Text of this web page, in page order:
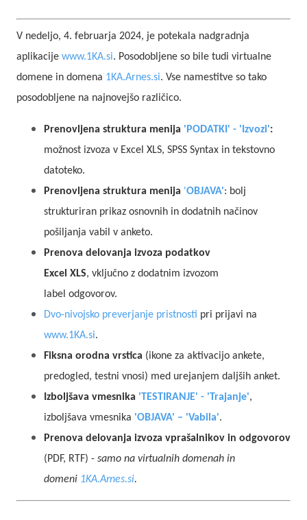
V nedeljo, 4. februarja 2024, je potekala nadgradnja
aplikacije www.1KA.si. Posodobljene so bile tudi virtualne
domene in domena 1KA.Arnes.si. Vse namestitve so tako
posodobljene na najnovejšo različico.
Prenovljena struktura menija 'PODATKI' - 'Izvozi':
možnost izvoza v Excel XLS, SPSS Syntax in tekstovno
datoteko.
Prenovljena struktura menija 'OBJAVA': bolj
strukturiran prikaz osnovnih in dodatnih načinov
pošiljanja vabil v anketo.
Prenova delovanja izvoza podatkov
Excel XLS, vključno z dodatnim izvozom
label odgovorov.
Dvo-nivojsko preverjanje pristnosti pri prijavi na
www.1KA.si.
Fiksna orodna vrstica (ikone za aktivacijo ankete,
predogled, testni vnosi) med urejanjem daljših anket.
Izboljšava vmesnika 'TESTIRANJE' - 'Trajanje',
izboljšava vmesnika 'OBJAVA' – 'Vabila'.
Prenova delovanja izvoza vprašalnikov in odgovorov
(PDF, RTF) - samo na virtualnih domenah in
domeni 1KA.Arnes.si.